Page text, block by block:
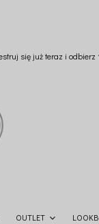
się już teraz i
OUTLET